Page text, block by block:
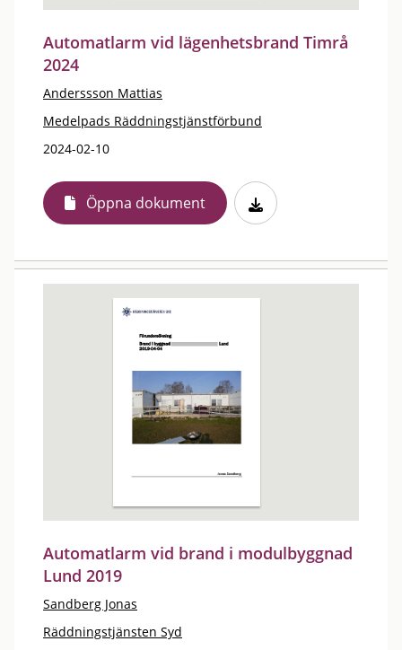
Automatlarm vid lägenhetsbrand Timrå
2024
Anderssson Mattias
Medelpads Räddningstjänstförbund
2024-02-10
Öppna dokument
Automatlarm vid brand i modulbyggnad
Lund 2019
Sandberg Jonas
Räddningstjänsten Syd